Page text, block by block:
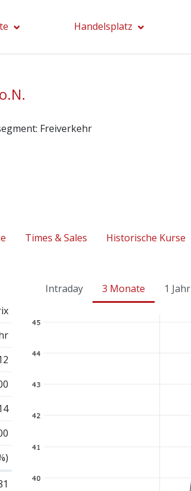
Handelsplatz
Freiverkehr
Times & Sales Historische Kurse
Intraday 3 Monate 1 Jahr